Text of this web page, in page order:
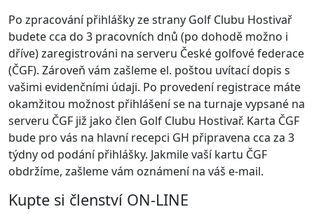
Po zpracování přihlášky ze strany Golf Clubu Hostivař
budete cca do 3 pracovních dnů (po dohodě možno i
dříve) zaregistrováni na serveru České golfové federace
(ČGF). Zároveň vám zašleme el. poštou uvítací dopis s
vašimi evidenčními údaji. Po provedení registrace máte
okamžitou možnost přihlášení se na turnaje vypsané na
serveru ČGF již jako člen Golf Clubu Hostivař. Karta ČGF
bude pro vás na hlavní recepci GH připravena cca za 3
týdny od podání přihlášky. Jakmile vaší kartu ČGF
obdržíme, zašleme vám oznámení na váš e-mail.
Kupte si členství ON-LINE